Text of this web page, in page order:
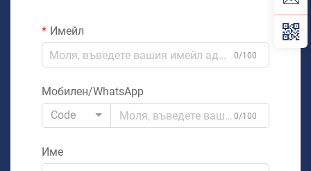
Имейл
0/100
Мобилен/WhatsApp
Code
0/100
Име